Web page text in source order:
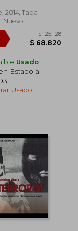
2014, Tapa
Nuevo
Usado
Estado a
Usado